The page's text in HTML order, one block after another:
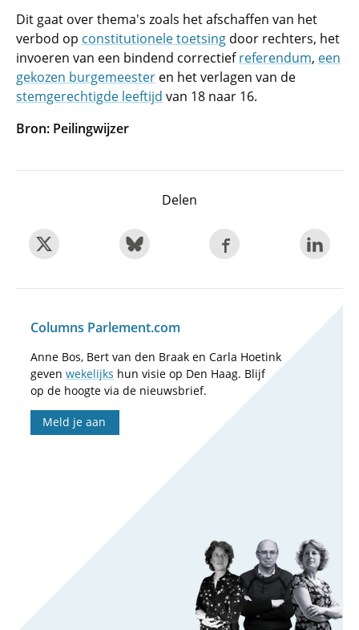
Dit gaat over thema's zoals het afschaffen van het
verbod op constitutionele toetsing door rechters, het
invoeren van een bindend correctiefreferendum, een
gekozen burgemeester en het verlagen van de
stemgerechtigde leeftijd van 18 naar 16.
Bron: Peilingwijzer
Delen
Columns Parlement.com
Anne Bos, Bert van den Braak en Carla Hoetink
geven wekelijks hun visie op Den Haag. Blijf
op de hoogte via de nieuwsbrief.
Meld je aan